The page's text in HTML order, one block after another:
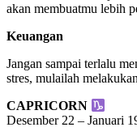
akan membuatmu lebih
Keuangan
Jangan sampai terlalu
stres, mulailah
CAPRICORN
Desember 22 – Januari